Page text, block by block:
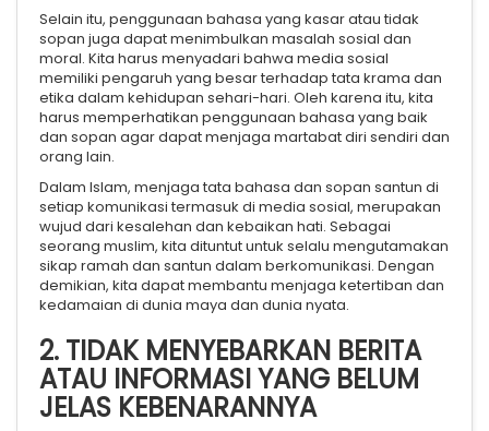
Selain itu, penggunaan bahasa yang kasar atau tidak
sopan juga dapat menimbulkan masalah sosial dan
moral. Kita harus menyadari bahwa media sosial
memiliki pengaruh yang besar terhadap tata krama dan
etika dalam kehidupan sehari-hari. Oleh karena itu, kita
harus memperhatikan penggunaan bahasa yang baik
dan sopan agar dapat menjaga martabat diri sendiri dan
orang lain.
Dalam Islam, menjaga tata bahasa dan sopan santun di
setiap komunikasi termasuk di media sosial, merupakan
wujud dari kesalehan dan kebaikan hati. Sebagai
seorang muslim, kita dituntut untuk selalu mengutamakan
sikap ramah dan santun dalam berkomunikasi. Dengan
demikian, kita dapat membantu menjaga ketertiban dan
kedamaian di dunia maya dan dunia nyata.
2. TIDAK MENYEBARKAN BERITA
ATAU INFORMASI YANG BELUM
JELAS KEBENARANNYA